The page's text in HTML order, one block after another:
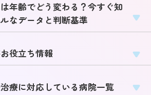
年齢でどう変わる？今すぐ知
なデータと判断基準
役立ち情報
療に対応している病院一覧